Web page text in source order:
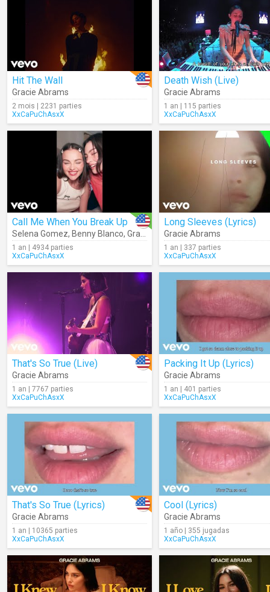
Hit The Wall
Gracie Abrams
2 mois | 2231 parties
XxCaPuChAsxX
Death Wish (Live)
Gracie Abrams
1 an | 115 parties
XxCaPuChAsxX
Call Me When You Break Up
Selena Gomez, Benny Blanco, Gracie Abrams
1 an | 4934 parties
XxCaPuChAsxX
Long Sleeves (Lyrics)
Gracie Abrams
1 an | 337 parties
XxCaPuChAsxX
That's So True (Live)
Gracie Abrams
1 an | 7767 parties
XxCaPuChAsxX
Packing It Up (Lyrics)
Gracie Abrams
1 an | 401 parties
XxCaPuChAsxX
That's So True (Lyrics)
Gracie Abrams
1 an | 10365 parties
XxCaPuChAsxX
Cool (Lyrics)
Gracie Abrams
1 año | 355 jugadas
XxCaPuChAsxX